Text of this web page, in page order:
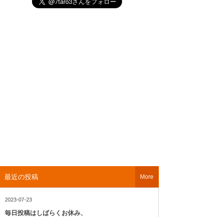
最近の投稿
2023-07-23
毎日投稿はしばらくお休み、
More